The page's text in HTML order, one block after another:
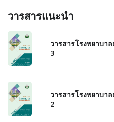
วารสารแนะนำ
วารสารโรงพยาบา
3
วารสารโรงพยาบา
2